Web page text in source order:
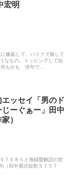
宏明
嫉妬して、バイクで旅して
なもの。トッピングして短
何もかも 俳句で...
エッセイ「男のド
じーぐぁー」田中
）
７５８５と海賊盤解説の世
（田中屋式短歌５７５７